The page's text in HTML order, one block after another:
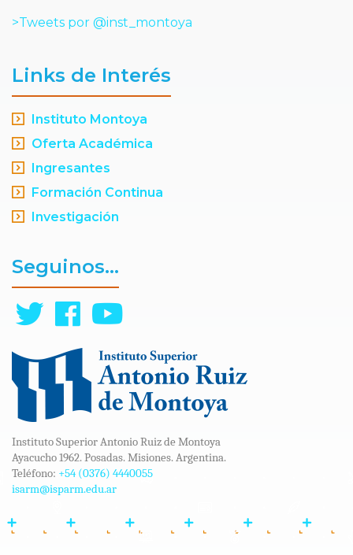
>Tweets por @inst_montoya
Links de Interés
Instituto Montoya
Oferta Académica
Ingresantes
Formación Continua
Investigación
Seguinos...
Instituto Superior Antonio Ruiz de Montoya
Ayacucho 1962. Posadas. Misiones. Argentina.
Teléfono: +54 (0376) 4440055
isarm@isparm.edu.ar